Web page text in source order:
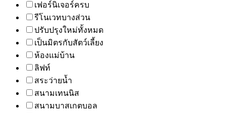
เฟอร์นิเจอร์ครบ
รีโนเวทบางส่วน
ปรับปรุงใหม่ทั้งหมด
เป็นมิตรกับสัตว์เลี้ยง
ห้องแม่บ้าน
ลิฟท์
สระว่ายน้ำ
สนามเทนนิส
สนามบาสเกตบอล